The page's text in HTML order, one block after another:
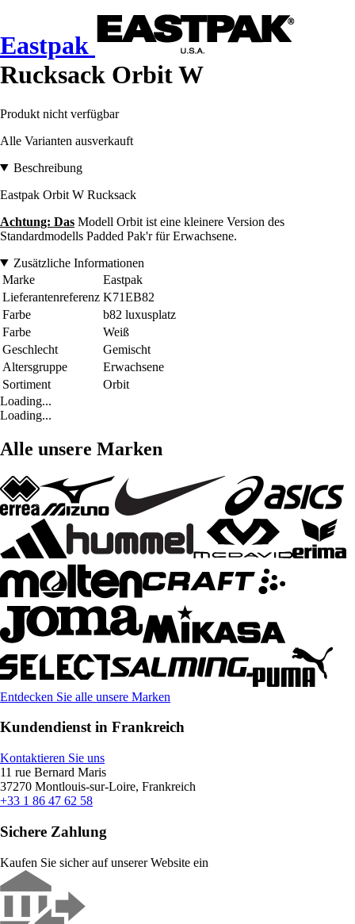
Eastpak
Rucksack Orbit W
Produkt nicht verfügbar
Alle Varianten ausverkauft
Beschreibung
Eastpak Orbit W Rucksack
Achtung: Das Modell Orbit ist eine kleinere Version des
Standardmodells Padded Pak'r für Erwachsene.
Zusätzliche Informationen
Marke
Eastpak
Lieferantenreferenz K71EB82
Farbe
b82 luxusplatz
Farbe
Weiß
Geschlecht
Gemischt
Altersgruppe
Erwachsene
Sortiment
Orbit
Loading...
Loading...
Alle unsere Marken
Entdecken Sie alle unsere Marken
Kundendienst in Frankreich
Kontaktieren Sie uns
11 rue Bernard Maris
37270 Montlouis-sur-Loire, Frankreich
+33 1 86 47 62 58
Sichere Zahlung
Kaufen Sie sicher auf unserer Website ein